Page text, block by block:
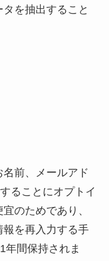
を抽出すること
前、メールアド
ることにオプトイ
のためであり、
を再入力する手
年間保持されま